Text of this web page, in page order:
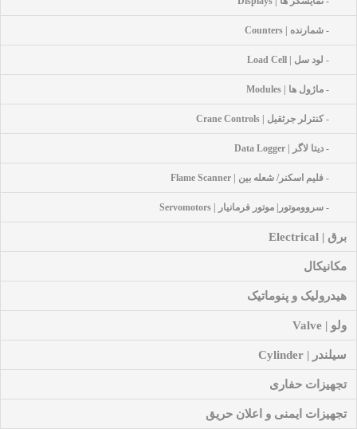
- شمارنده | Counters
- لود سل | Load Cell
- ماژول ها | Modules
- کنترلر جرثقیل | Crane Controls
- دیتا لاگر | Data Logger
- فلیم اسکنر/ شعله بین | Flame Scanner
- سرووموتور| موتور فرمانیار | Servomotors
برق | Electrical
مکانیکال
هیدرولیک و پنوماتیک
ولو | Valve
سیلندر | Cylinder
تجهیزات حفاری
تجهیزات ایمنی و اعلان حریق